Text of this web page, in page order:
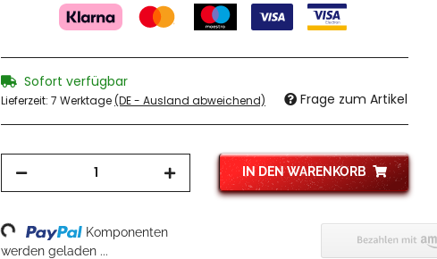
Sofort verfügbar
Lieferzeit: 7 Werktage(DE - Ausland abweichend) Frage zum Artikel
IN DEN WARENKORB
Loading...
Komponenten
werden geladen ...